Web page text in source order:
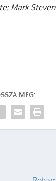
Mark Steven
MEG: